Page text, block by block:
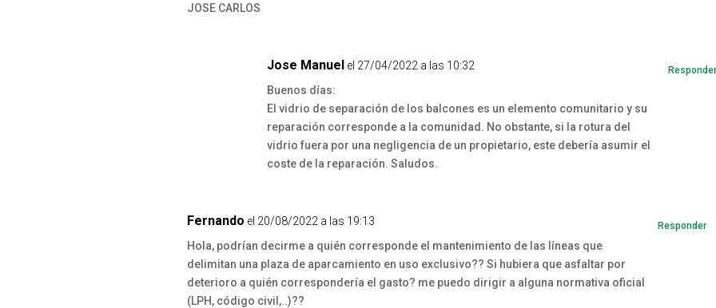
JOSE CARLOS
Jose Manuel el 27/04/2022 a las 10:32
Buenos días:
El vidrio de separación de los balcones es un elemento comunitario y su
reparación corresponde a la comunidad. No obstante, si la rotura del
vidrio fuera por una negligencia de un propietario, este debería asumir el
coste de la reparación. Saludos.
Fernando el 20/08/2022 a las 19:13
Hola, podrían decirme a quién corresponde el mantenimiento de las líneas que
delimitan una plaza de aparcamiento en uso exclusivo?? Si hubiera que asfaltar por
deterioro a quién correspondería el gasto? me puedo dirigir a alguna normativa oficial
(LPH, código civil,..)??
Responder